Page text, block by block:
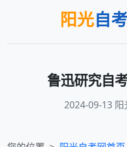
阳光自
鲁迅研究自
2024-09-13